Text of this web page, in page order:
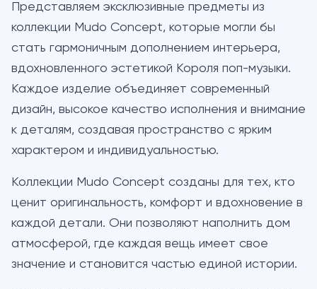
Представляем эксклюзивные предметы из
коллекции Mudo Concept, которые могли бы
стать гармоничным дополнением интерьера,
вдохновленного эстетикой Короля поп-музыки.
Каждое изделие объединяет современный
дизайн, высокое качество исполнения и внимание
к деталям, создавая пространство с ярким
характером и индивидуальностью.
Коллекции Mudo Concept созданы для тех, кто
ценит оригинальность, комфорт и вдохновение в
каждой детали. Они позволяют наполнить дом
атмосферой, где каждая вещь имеет свое
значение и становится частью единой истории.